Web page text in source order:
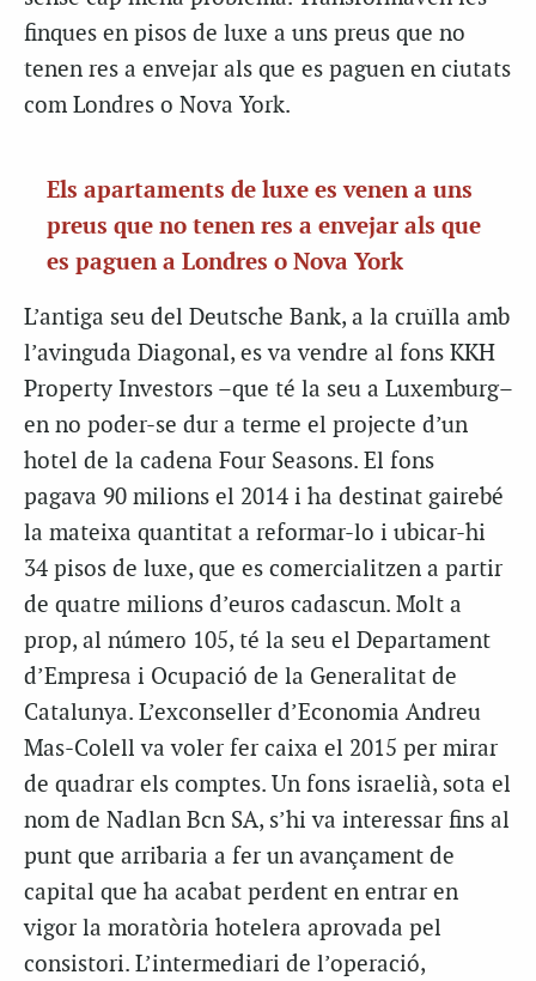
finques en pisos de luxe a uns preus que no
tenen res a envejar als que es paguen en ciutats
com Londres o Nova York.
Els apartaments de luxe es venen a uns
preus que no tenen res a envejar als que
es paguen a Londres o Nova York
L’antiga seu del Deutsche Bank, a la cruïlla amb
l’avinguda Diagonal, es va vendre al fons KKH
Property Investors –que té la seu a Luxemburg–
en no poder-se dur a terme el projecte d’un
hotel de la cadena Four Seasons. El fons
pagava 90 milions el 2014 i ha destinat gairebé
la mateixa quantitat a reformar-lo i ubicar-hi
34 pisos de luxe, que es comercialitzen a partir
de quatre milions d’euros cadascun. Molt a
prop, al número 105, té la seu el Departament
d’Empresa i Ocupació de la Generalitat de
Catalunya. L’exconseller d’Economia Andreu
Mas-Colell va voler fer caixa el 2015 per mirar
de quadrar els comptes. Un fons israelià, sota el
nom de Nadlan Bcn SA, s’hi va interessar fins al
punt que arribaria a fer un avançament de
capital que ha acabat perdent en entrar en
vigor la moratòria hotelera aprovada pel
consistori. L’intermediari de l’operació,